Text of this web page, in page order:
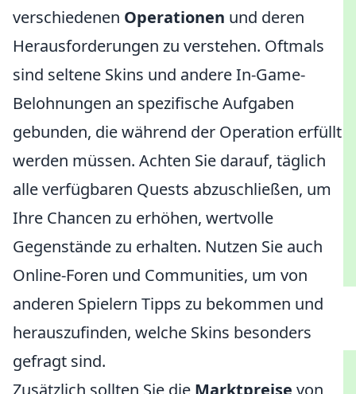
verschiedenen Operationen und deren
Herausforderungen zu verstehen. Oftmals
sind seltene Skins und andere In-Game-
Belohnungen an spezifische Aufgaben
gebunden, die während der Operation erfüllt
werden müssen. Achten Sie darauf, täglich
alle verfügbaren Quests abzuschließen, um
Ihre Chancen zu erhöhen, wertvolle
Gegenstände zu erhalten. Nutzen Sie auch
Online-Foren und Communities, um von
anderen Spielern Tipps zu bekommen und
herauszufinden, welche Skins besonders
gefragt sind.
Zusätzlich sollten Sie die Marktpreise von